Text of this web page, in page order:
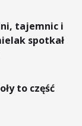
tajemnic i
spotkał
to część